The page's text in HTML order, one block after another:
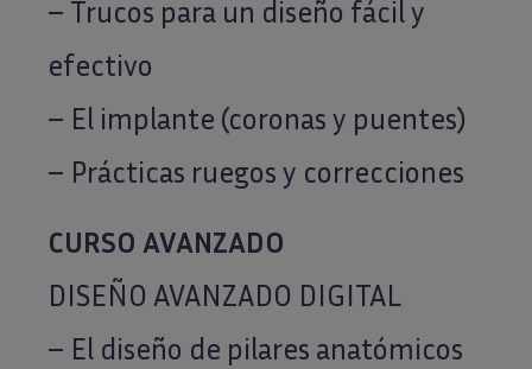
– Trucos para un diseño fácil y
efectivo
– El implante (coronas y puentes)
– Prácticas ruegos y correcciones
CURSO AVANZADO
DISEÑO AVANZADO DIGITAL
– El diseño de pilares anatómicos